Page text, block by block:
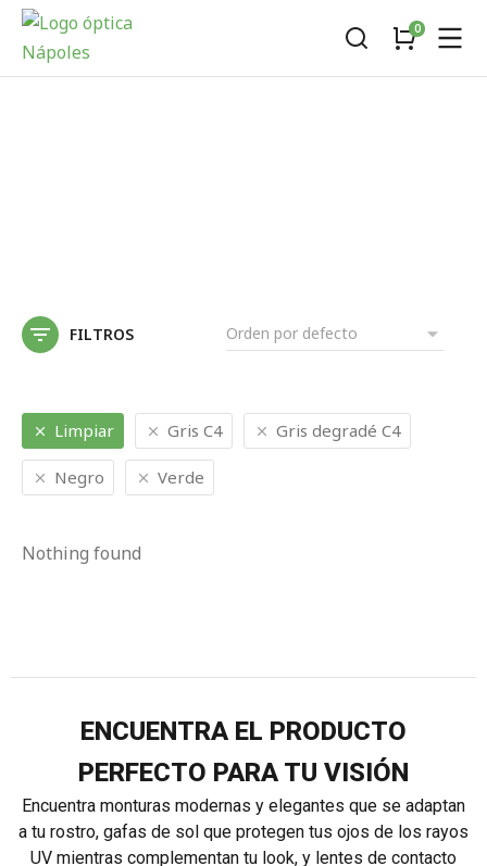
FILTROS
Limpiar Gris C4 Gris degradé C4
Negro Verde
Nothing found
ENCUENTRA EL PRODUCTO
PERFECTO PARA TU VISIÓN
Encuentra monturas modernas y elegantes que se adaptan
a tu rostro, gafas de sol que protegen tus ojos de los rayos
UV mientras complementan tu look, y lentes de contacto